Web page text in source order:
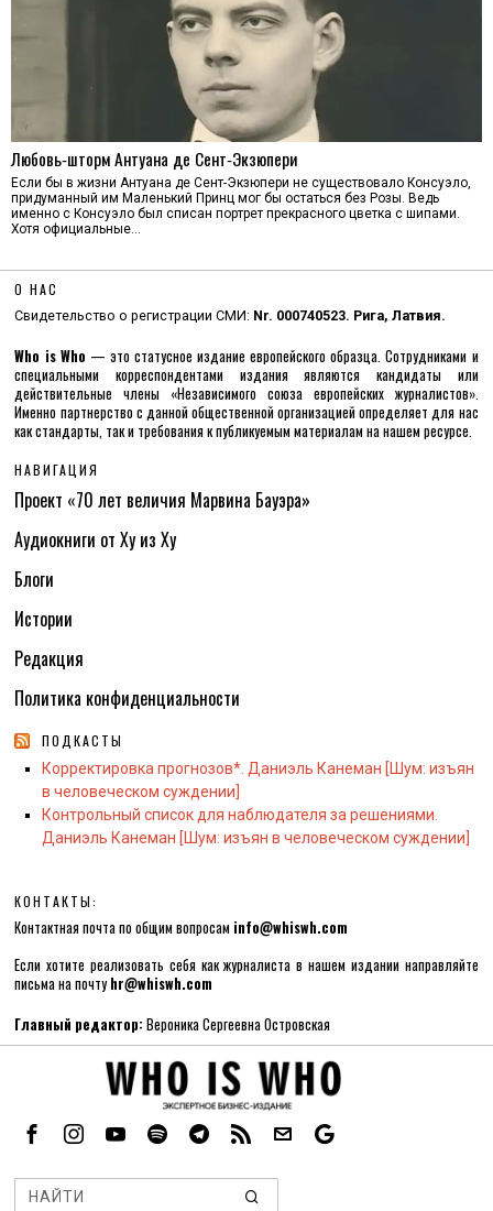
Любовь‑шторм Антуана де Сент‑Экзюпери
Если бы в жизни Антуана де Сент-Экзюпери не существовало Консуэло,
придуманный им Маленький Принц мог бы остаться без Розы. Ведь
именно с Консуэло был списан портрет прекрасного цветка с шипами.
Хотя официальные…
О НАС
Свидетельство о регистрации СМИ: Nr. 000740523. Рига, Латвия.
Who is Who — это статусное издание европейского образца. Сотрудниками и
специальными корреспондентами издания являются кандидаты или
действительные члены «Независимого союза европейских журналистов».
Именно партнерство с данной общественной организацией определяет для нас
как стандарты, так и требования к публикуемым материалам на нашем ресурсе.
НАВИГАЦИЯ
Проект «70 лет величия Марвина Бауэра»
Аудиокниги от Ху из Ху
Блоги
Истории
Редакция
Политика конфиденциальности
ПОДКАСТЫ
Корректировка прогнозов*. Даниэль Канеман [Шум: изъян
в человеческом суждении]
Контрольный список для наблюдателя за решениями.
Даниэль Канеман [Шум: изъян в человеческом суждении]
КОНТАКТЫ:
Контактная почта по общим вопросам info@whiswh.com
Если хотите реализовать себя как журналиста в нашем издании направляйте
письма на почтуhr@whiswh.com
Главный редактор: Вероника Сергеевна Островская